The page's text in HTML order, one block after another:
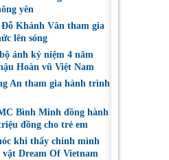
yên
Khánh Vân tham gia
lên sóng
ảnh kỷ niệm 4 năm
Hoàn vũ Việt Nam
An tham gia hành trình
Bình Minh đồng hành
đồng cho trẻ em
khi thấy chính mình
Dream Of Vietnam